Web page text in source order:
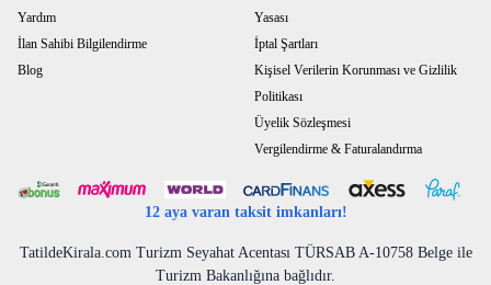
Yardım
İlan Sahibi Bilgilendirme
Blog
Yasası
İptal Şartları
Kişisel Verilerin Korunması ve Gizlilik
Politikası
Üyelik Sözleşmesi
Vergilendirme & Faturalandırma
12 aya varan taksit imkanları!
TatildeKirala.com Turizm Seyahat Acentası TÜRSAB A-10758 Belge ile
Turizm Bakanlığına bağlıdır.